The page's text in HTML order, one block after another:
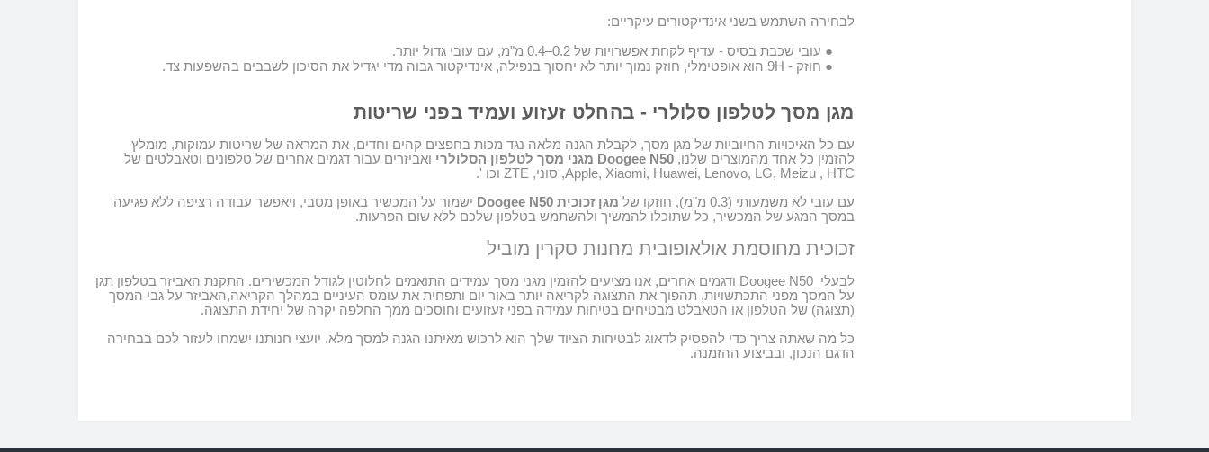
לבחירה השתמש בשני אינדיקטורים עיקריים:
● עובי שכבת בסיס - עדיף לקחת אפשרויות של 0.2–0.4 מ"מ, עם עובי גדול יותר.
● חוזק- 9H הוא אופטימלי, חוזק נמוך יותר לא יחסוך בנפילה, אינדיקטור גבוה מדי יגדיל את הסיכון לשבבים בהשפעות צד.
מגן מסך לטלפון סלולרי - בהחלט זעזוע ועמיד בפני שריטות
עם כל האיכויות החיוביות של מגן מסך, לקבלת הגנה מלאה נגד מכות בחפצים קהים וחדים, את המראה של שריטות עמוקות, מומלץ
להזמין כל אחד מהמוצרים שלנו,Doogee N50 מגני מסך לטלפון הסלולרי ואביזרים עבור דגמים אחרים של טלפונים וטאבלטים של
Apple, Xiaomi, Huawei, Lenovo, LG, Meizu , HTC, סוני, ZTE וכו '.
עם עובי לא משמעותי (0.3 מ"מ), חוזקו של
מגן זכוכיתDoogee N50 ישמור על המכשיר באופן מטבי, ויאפשר עבודה רציפה ללא פגיעה
במסך המגע של המכשיר, כל שתוכלו להמשיך ולהשתמש בטלפון שלכם ללא שום הפרעות.
זכוכית מחוסמת אולאופובית מחנות סקרין מוביל
לבעלי Doogee N50 ודגמים אחרים, אנו מציעים להזמין מגני מסך עמידים התואמים לחלוטין לגודל המכשירים. התקנת האביזר בטלפון תגן
על המסך מפני התכתשויות, תהפוך את התצוגה לקריאה יותר באור יום ותפחית את עומס העיניים במהלך הקריאה,האביזר על גבי המסך
(תצוגה) של הטלפון או הטאבלט מבטיחים בטיחות עמידה בפני זעזועים וחוסכים ממך החלפה יקרה של יחידת התצוגה.
כל מה שאתה צריך כדי להפסיק לדאוג לבטיחות הציוד שלך הוא לרכוש מאיתנו הגנה למסך מלא. יועצי חנותנו ישמחו לעזור לכם בבחירה
הדגם הנכון, ובביצוע ההזמנה.